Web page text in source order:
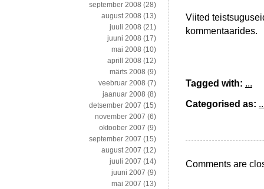
Viited
kommentaarides.
Tagged with: ...
Categorised as:
Comments are
september 2008 (28)
august 2008 (13)
juuli 2008 (21)
juuni 2008 (17)
mai 2008 (10)
aprill 2008 (12)
märts 2008 (9)
veebruar 2008 (7)
jaanuar 2008 (8)
detsember 2007 (15)
november 2007 (6)
oktoober 2007 (9)
september 2007 (15)
august 2007 (12)
juuli 2007 (14)
juuni 2007 (9)
mai 2007 (13)